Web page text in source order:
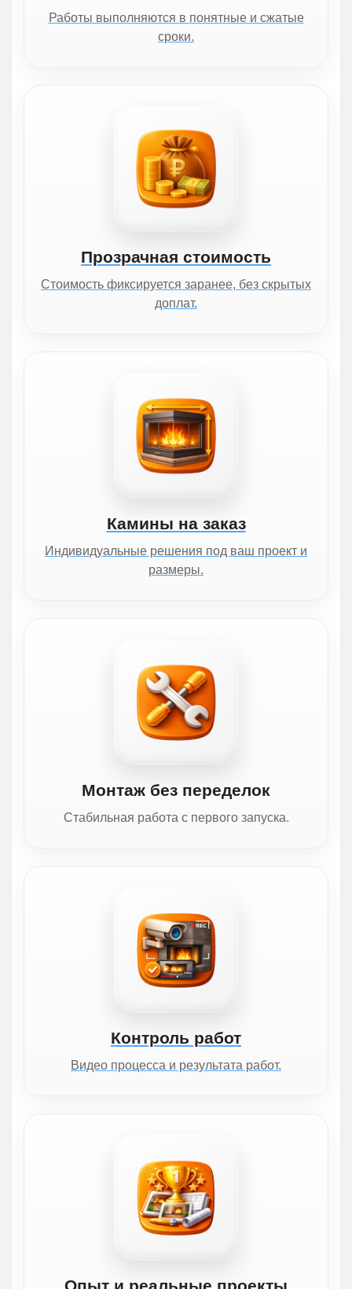
Работы выполняются в понятные и сжатые
сроки.
Прозрачная стоимость
Стоимость фиксируется заранее, без скрытых
доплат.
Камины на заказ
Индивидуальные решения под ваш проект и
размеры.
Монтаж без переделок
Стабильная работа с первого запуска.
Контроль работ
Видео процесса и результата работ.